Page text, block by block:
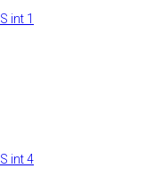
int 1
int 4